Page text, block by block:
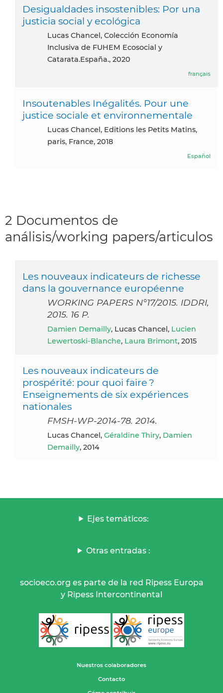
Desigualdades insostenibles: Por una
justicia social y ecológica
Lucas Chancel, Colección Economía
Inclusiva de FUHEM Ecosocial y
Catarata.España., 2020
français
Insoutenables Inégalités. Pour une
justice sociale et environnementale
Lucas Chancel, Editions les Petits Matins,
paris, France, 2018
Español
2 Documentos de
análisis/working papers/articulos
Les nouveaux indicateurs de richesse
dans la gouvernance européenne
WORKING PAPERS N°17/2015. IDDRI,
2015. 16 P.
Damien Demailly, Lucas Chancel, Lucien
Lewertoski-Blanche, Laura Brimont, 2015
Les nouveaux indicateurs de
prospérité: pour quoi faire ?
Enseignements de six expériences
nationales
FMSH-WP-2014-78. 2014.
Lucas Chancel, Géraldine Thiry, Damien
Demailly, 2014
Ejes temáticos:
Otras entradas :
socioeco.org es parte de la red Ripess Europa
y Ripess Intercontinental
Nuestros colaboradores
Contacto